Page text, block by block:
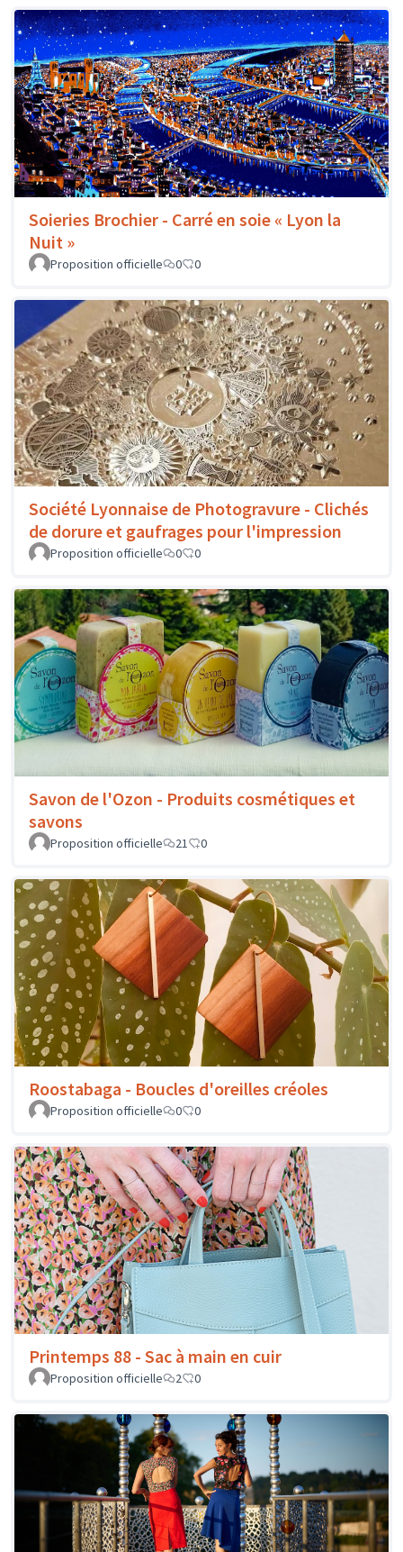
Soieries Brochier - Carré en soie « Lyon la
Nuit »
Proposition officielle 0 0
Société Lyonnaise de Photogravure - Clichés
de dorure et gaufrages pour l'impression
Proposition officielle 0 0
Savon de l'Ozon - Produits cosmétiques et
savons
Proposition officielle 21 0
Roostabaga - Boucles d'oreilles créoles
Proposition officielle 0 0
Printemps 88 - Sac à main en cuir
Proposition officielle 2 0